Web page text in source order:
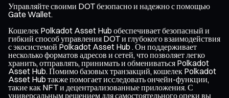
Управляйте своими DOT безопасно и надежно с помощью
Gate Wallet.
Кошелек Polkadot Asset Hub обеспечивает безопасный и
гибкий способ управления DOT и глубокого взаимодействия
с экосистемой Polkadot Asset Hub . Он поддерживает
несколько форматов адресов и сетей, что позволяет легко
хранить, отправлять, принимать и обмениваться Polkadot
Asset Hub. Помимо базовых транзакций, кошелек Polkadot
Asset Hub также помогает исследовать ончейн-функции,
такие как NFT и децентрализованные приложения. С
универсальным решением для самостоятельного опеки вы